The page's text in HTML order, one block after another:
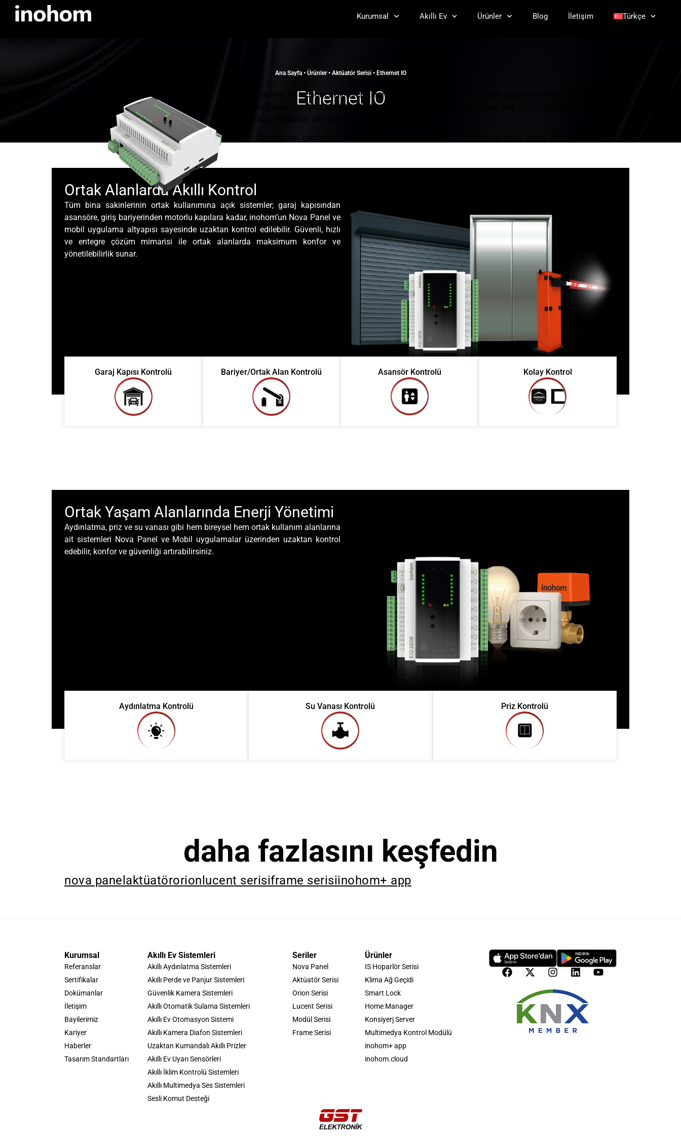
Kurumsal Akıllı Ev Ürünler Blog İletişim Türkçe
Ana Sayfa• Ürünler• Aktüatör Serisi• Ethernet IO
Ethernet IO
Ethernet IO, inohom akıllı ev sistemleri tarafından geliştirilen ve ortak alan sistemlerini kontrol etmeyi
sağlayan yenilikçi bir üründür. Bu sistem sayesinde garaj kapısı, site giriş bariyerleri ve motorlu
Ortak Alanlarda Akıllı Kontrol
Tüm bina sakinlerinin ortak kullanımına açık sistemler; garaj kapısından
asansöre, giriş bariyerinden motorlu kapılara kadar, inohom’un Nova Panel ve
mobil uygulama altyapısı sayesinde uzaktan kontrol edilebilir. Güvenli, hızlı
ve entegre çözüm mimarisi ile ortak alanlarda maksimum konfor ve
yönetilebilirlik sunar.
Garaj Kapısı Kontrolü Bariyer/Ortak Alan Kontrolü Asansör Kontrolü Kolay Kontrol
Ortak Yaşam Alanlarında Enerji Yönetimi
Aydınlatma, priz ve su vanası gibi hem bireysel hem ortak kullanım alanlarına
ait sistemleri Nova Panel ve Mobil uygulamalar üzerinden uzaktan kontrol
edebilir, konfor ve güvenliği artırabilirsiniz.
Aydınlatma Kontrolü Su Vanası Kontrolü Priz Kontrolü
daha fazlasını keşfedin
nova panel aktüatörorion lucent serisiframe serisiinohom+ app
Kurumsal
Referanslar
Sertifikalar
Dokümanlar
İletişim
Bayilerimiz
Kariyer
Haberler
Tasarım Standartları
Akıllı Ev Sistemleri
Akıllı Aydınlatma Sistemleri
Akıllı Perde ve Panjur Sistemleri
Güvenlik Kamera Sistemleri
Akıllı Otomatik Sulama Sistemleri
Akıllı Ev Otomasyon Sistemi
Akıllı Kamera Diafon Sistemleri
Uzaktan Kumandalı Akıllı Prizler
Akıllı Ev Uyarı Sensörleri
Akıllı İklim Kontrolü Sistemleri
Akıllı Multimedya Ses Sistemleri
Sesli Komut Desteği
Seriler
Nova Panel
Aktüatör Serisi
Orion Serisi
Lucent Serisi
Modül Serisi
Frame Serisi
Ürünler
IS Hoparlör Serisi
Klima Ağ Geçidi
Smart Lock
Home Manager
Konsiyerj Server
Multimedya Kontrol Modülü
inohom+ app
inohom.cloud